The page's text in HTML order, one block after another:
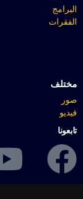
البرامج
الفقرات
مختلف
صور
فيديو
تابعونا